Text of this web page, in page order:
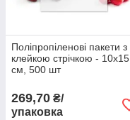
Поліпропіленові пакети з
клейкою стрічкою - 10x15
см, 500 шт
269,70 ₴/
упаковка